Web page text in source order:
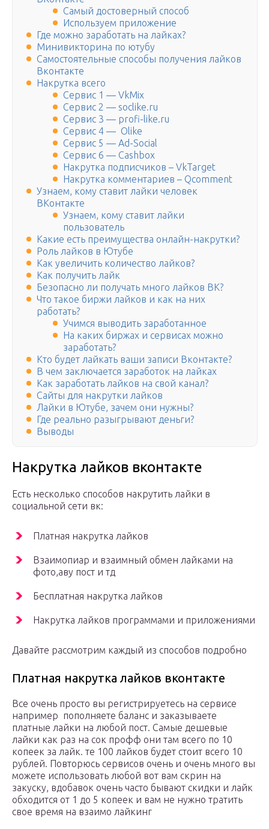
Самый достоверный способ
Используем приложение
Где можно заработать на лайках?
Минивикторина по ютубу
Самостоятельные способы получения лайков
Вконтакте
Накрутка всего
Сервис 1 — VkMix
Сервис 2 — soclike.ru
Сервис 3 — profi-like.ru
Сервис 4 — Olike
Сервис 5 — Ad-Social
Сервис 6 — Cashbox
Накрутка подписчиков – VkTarget
Накрутка комментариев – Qcomment
Узнаем, кому ставит лайки человек
ВКонтакте
Узнаем, кому ставит лайки
пользователь
Какие есть преимущества онлайн-накрутки?
Роль лайков в Ютубе
Как увеличить количество лайков?
Как получить лайк
Безопасно ли получать много лайков ВК?
Что такое биржи лайков и как на них
работать?
Учимся выводить заработанное
На каких биржах и сервисах можно
заработать?
Кто будет лайкать ваши записи Вконтакте?
В чем заключается заработок на лайках
Как заработать лайков на свой канал?
Сайты для накрутки лайков
Лайки в Ютубе, зачем они нужны?
Где реально разыгрывают деньги?
Выводы
Накрутка лайков вконтакте
Есть несколько способов накрутить лайки в
социальной сети вк:
Платная накрутка лайков
Взаимопиар и взаимный обмен лайками на
фото,аву пост и тд
Бесплатная накрутка лайков
Накрутка лайков программами и приложениями
Давайте рассмотрим каждый из способов подробно
Платная накрутка лайков вконтакте
Все очень просто вы регистрируетесь на сервисе
например пополняете баланс и заказываете
платные лайки на любой пост. Самые дешевые
лайки как раз на сок профф они там всего по 10
копеек за лайк. те 100 лайков будет стоит всего 10
рублей. Повторюсь сервисов очень и очень много вы
можете использовать любой вот вам скрин на
закуску, вдобавок очень часто бывают скидки и лайк
обходится от 1 до 5 копеек и вам не нужно тратить
свое время на взаимо лайкинг